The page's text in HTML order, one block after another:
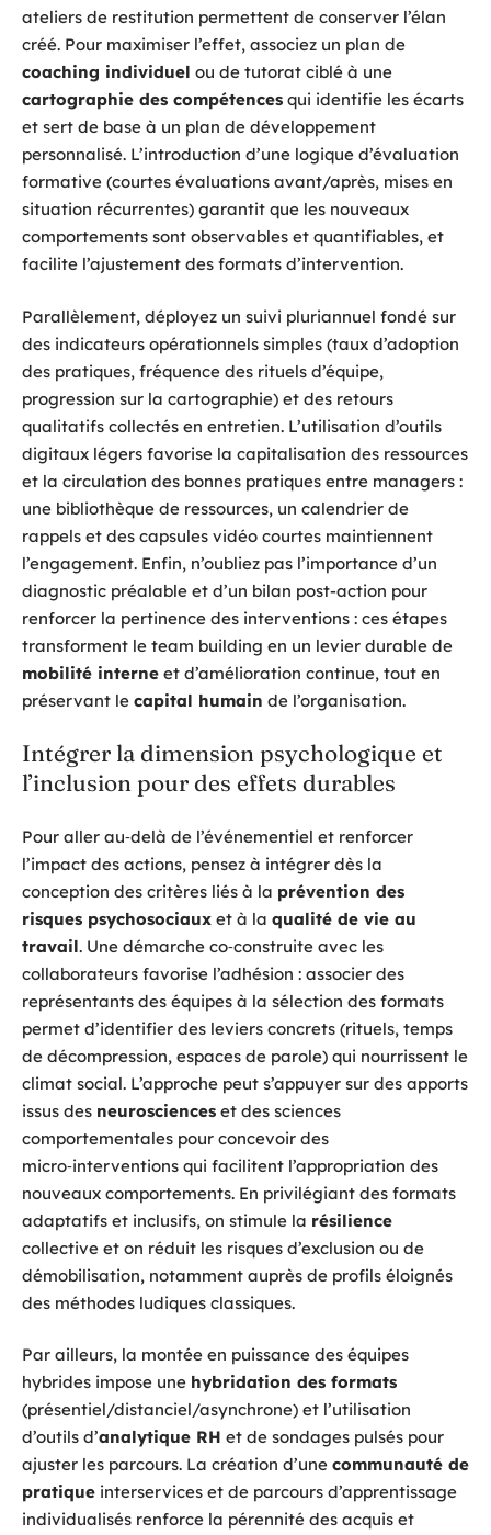
ateliers de restitution permettent de conserver l’élan
créé. Pour maximiser l’effet, associez un plan de
coaching individuel ou de tutorat ciblé à une
cartographie des compétences qui identifie les écarts
et sert de base à un plan de développement
personnalisé. L’introduction d’une logique d’évaluation
formative (courtes évaluations avant/après, mises en
situation récurrentes) garantit que les nouveaux
comportements sont observables et quantifiables, et
facilite l’ajustement des formats d’intervention.
Parallèlement, déployez un suivi pluriannuel fondé sur
des indicateurs opérationnels simples (taux d’adoption
des pratiques, fréquence des rituels d’équipe,
progression sur la cartographie) et des retours
qualitatifs collectés en entretien. L’utilisation d’outils
digitaux légers favorise la capitalisation des ressources
et la circulation des bonnes pratiques entre managers :
une bibliothèque de ressources, un calendrier de
rappels et des capsules vidéo courtes maintiennent
l’engagement. Enfin, n’oubliez pas l’importance d’un
diagnostic préalable et d’un bilan post-action pour
renforcer la pertinence des interventions : ces étapes
transforment le team building en un levier durable de
mobilité interne et d’amélioration continue, tout en
préservant le capital humain de l’organisation.
Intégrer la dimension psychologique et
l’inclusion pour des effets durables
Pour aller au‑delà de l’événementiel et renforcer
l’impact des actions, pensez à intégrer dès la
conception des critères liés à la prévention des
risques psychosociaux et à la qualité de vie au
travail. Une démarche co‑construite avec les
collaborateurs favorise l’adhésion : associer des
représentants des équipes à la sélection des formats
permet d’identifier des leviers concrets (rituels, temps
de décompression, espaces de parole) qui nourrissent le
climat social. L’approche peut s’appuyer sur des apports
issus des neurosciences et des sciences
comportementales pour concevoir des
micro‑interventions qui facilitent l’appropriation des
nouveaux comportements. En privilégiant des formats
adaptatifs et inclusifs, on stimule la résilience
collective et on réduit les risques d’exclusion ou de
démobilisation, notamment auprès de profils éloignés
des méthodes ludiques classiques.
Par ailleurs, la montée en puissance des équipes
hybrides impose une hybridation des formats
(présentiel/distanciel/asynchrone) et l’utilisation
d’outils d’analytique RH et de sondages pulsés pour
ajuster les parcours. La création d’une communauté de
pratique interservices et de parcours d’apprentissage
individualisés renforce la pérennité des acquis et